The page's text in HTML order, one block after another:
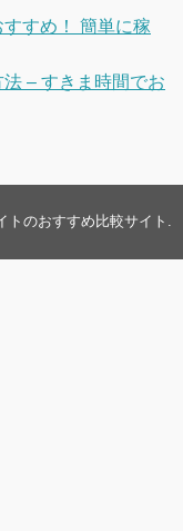
すめ！ 簡単に稼
– すきま時間でお
トのおすすめ比較サイト